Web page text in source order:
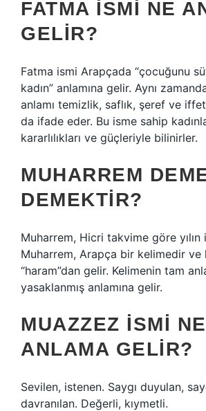
FATMA ISMI NE
GELIR?
Fatma ismi Arapçada “çocuğunu
kadın” anlamına gelir. Aynı
anlamı temizlik, saflık, şeref ve iffet
da ifade eder. Bu isme sahip
kararlılıkları ve güçleriyle bilinirler.
MUHARREM
DEMEKTIR?
Muharrem, Hicri takvime göre yılın
Muharrem, Arapça bir kelimedir ve
“haram”dan gelir. Kelimenin tam
yasaklanmış anlamına gelir.
MUAZZEZ ISMI NE
ANLAMA GELIR?
Sevilen, istenen. Saygı duyulan,
davranılan. Değerli, kıymetli.